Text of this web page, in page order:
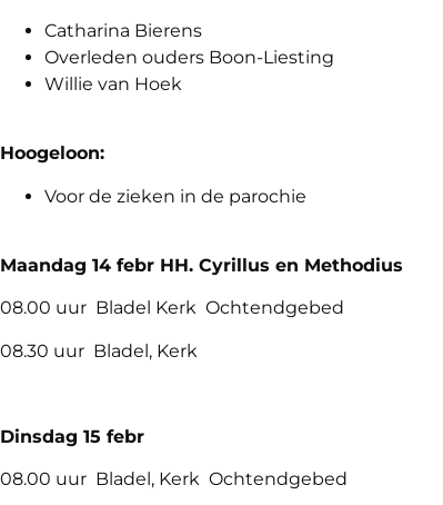
Catharina Bierens
Overleden ouders Boon-Liesting
Willie van Hoek
Hoogeloon:
Voor de zieken in de parochie
Maandag 14 febr HH. Cyrillus en Methodius
08.00 uur Bladel Kerk Ochtendgebed
08.30 uur Bladel, Kerk
Dinsdag 15 febr
08.00 uur Bladel, Kerk Ochtendgebed